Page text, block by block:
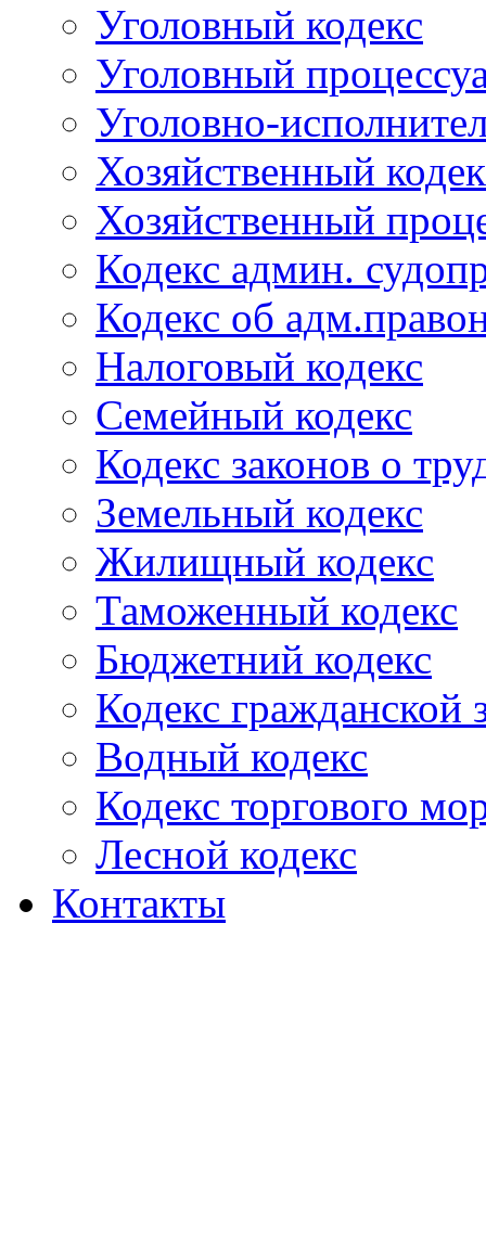
Уголовный кодекс
Уголовный
Уголовно-
Хозяйственный
Хозяйственный
Кодекс админ.
Кодекс об
Налоговый кодекс
Семейный кодекс
Кодекс законов о
Земельный кодекс
Жилищный кодекс
Таможенный кодекс
Бюджетний кодекс
Кодекс гражданской
Водный кодекс
Кодекс торгового
Лесной кодекс
Контакты